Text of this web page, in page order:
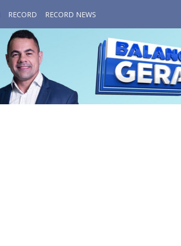
RECORD RECORD NEWS